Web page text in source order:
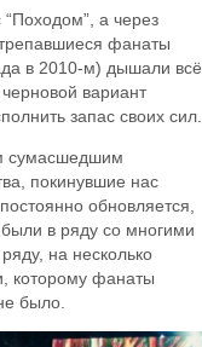
а через
фанаты
в 2010-м) дышали всё
вариант
запас своих сил.
сумасшедшим
покинувшие нас
обновляется,
в ряду со многими
на несколько
которому фанаты
было.